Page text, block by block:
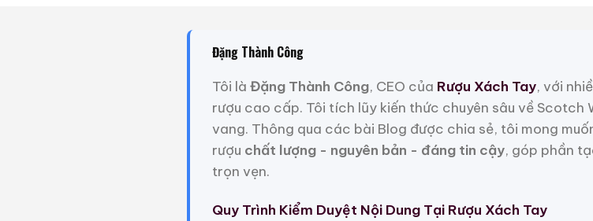
tiếng Meng Xiangshun làm yếu tố chính. Rượu Mao Đài niên
xanh đá tourmaline, tượng trưng cho màu của rừng và màu
Đặng Thành Công
Tôi là Đặng Thành Công, CEO của Rượu Xách Tay, với
rượu cao cấp. Tôi tích lũy kiến thức chuyên sâu về Scotch
vang. Thông qua các bài Blog được chia sẻ, tôi mong
rượu chất lượng - nguyên bản - đáng tin cậy, góp phần
trọn vẹn.
Quy Trình Kiểm Duyệt Nội Dung Tại Rượu Xách Tay